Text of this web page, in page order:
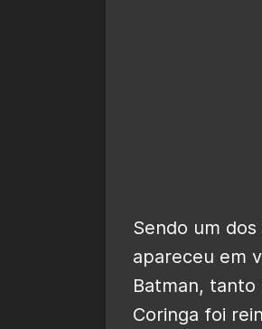
Sendo um
apareceu em
Batman,
Coringa foi